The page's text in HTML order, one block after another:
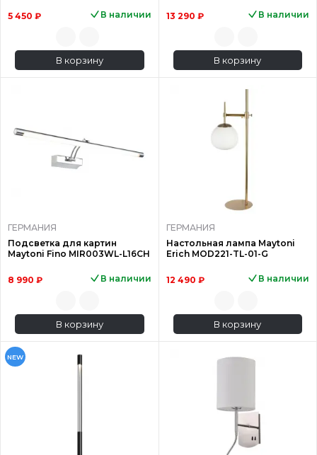
5 450 ₽ В наличии
В корзину
13 290 ₽ В наличии
В корзину
ГЕРМАНИЯ
Подсветка для картин
Maytoni Fino MIR003WL-L16CH
8 990 ₽ В наличии
В корзину
ГЕРМАНИЯ
Настольная лампа Maytoni
Erich MOD221-TL-01-G
12 490 ₽ В наличии
В корзину
NEW